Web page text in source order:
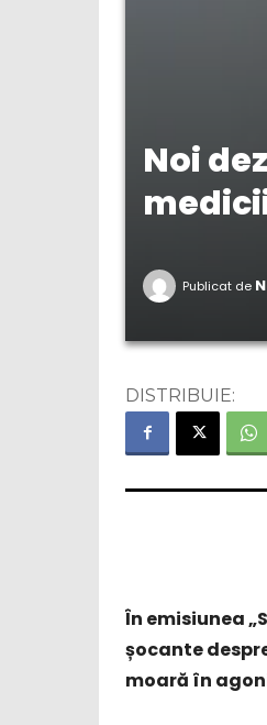
Noi
Publicat de
DISTRIBUIE:
În emisiunea
șocante
moară în